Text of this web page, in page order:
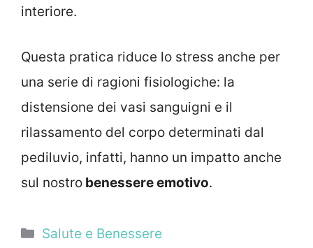
interiore.
Questa pratica riduce lo stress anche per
una serie di ragioni fisiologiche: la
distensione dei vasi sanguigni e il
rilassamento del corpo determinati dal
pediluvio, infatti, hanno un impatto anche
sul nostro benessere emotivo.
Categorie
Salute e Benessere